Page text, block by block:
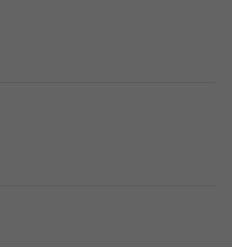
し合い、純粋な気持ちで感動
の喜びを得られる」
となって挑み続け、今まで多
思いを胸に
スでお客様の心を掴み続けて
す。